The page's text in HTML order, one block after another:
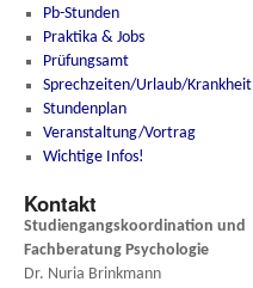
Pb-Stunden
Praktika & Jobs
Prüfungsamt
Sprechzeiten/Urlaub/Krankheit
Stundenplan
Veranstaltung/Vortrag
Wichtige Infos!
Kontakt
Studiengangskoordination und
Fachberatung Psychologie
Dr. Nuria Brinkmann